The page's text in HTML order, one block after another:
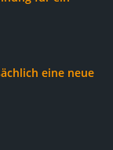
eine neue